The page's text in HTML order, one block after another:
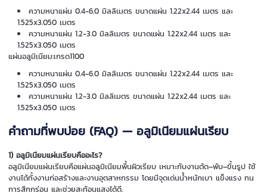
ความหนาแผ่น 0.4-6.0 มิลลิเมตร ขนาดแผ่น 1.22x2.44 เมตร และ
1.525x3.050 เมตร
ความหนาแผ่น 1.2-3.0 มิลลิเมตร ขนาดแผ่น 1.22x2.44 เมตร และ
1.525x3.050 เมตร
แผ่นอลูมิเนียม:เกรด1100
ความหนาแผ่น 0.4-6.0 มิลลิเมตร ขนาดแผ่น 1.22x2.44 เมตร และ
1.525x3.050 เมตร
ความหนาแผ่น 1.2-3.0 มิลลิเมตร ขนาดแผ่น 1.22x2.44 เมตร และ
1.525x3.050 เมตร
คำถามที่พบบ่อย (FAQ) — อลูมิเนียมแผ่นเรียบ
1) อลูมิเนียมแผ่นเรียบคืออะไร?
อลูมิเนียมแผ่นเรียบคือแผ่นอลูมิเนียมพื้นผิวเรียบ เหมาะกับงานตัด–พับ–ขึ้นรูป ใช้
งานได้ทั้งงานก่อสร้างและงานอุตสาหกรรม โดยมีจุดเด่นน้ำหนักเบา แข็งแรง ทน
การสึกกร่อน และช่วยสะท้อนแสงได้ดี.